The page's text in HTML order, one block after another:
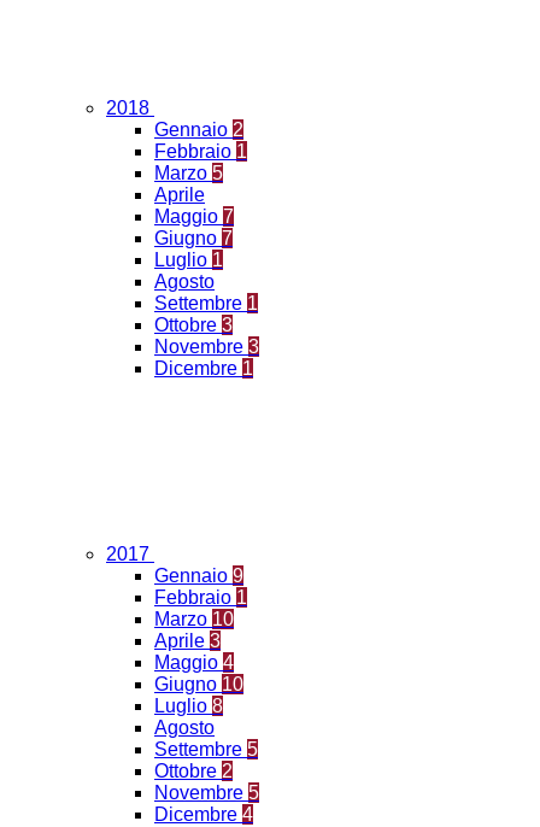
2018
Gennaio 2
Febbraio 1
Marzo 5
Aprile
Maggio 7
Giugno 7
Luglio 1
Agosto
Settembre 1
Ottobre 3
Novembre 3
Dicembre 1
2017
Gennaio 9
Febbraio 1
Marzo 10
Aprile 3
Maggio 4
Giugno 10
Luglio 8
Agosto
Settembre 5
Ottobre 2
Novembre 5
Dicembre 4